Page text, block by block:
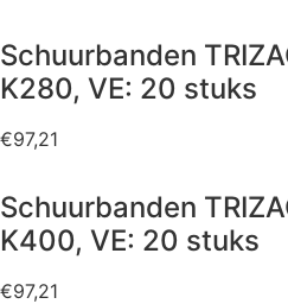
Schuurbanden
K280, VE: 20 stuks
€97,21
Schuurbanden
K400, VE: 20 stuks
€97,21